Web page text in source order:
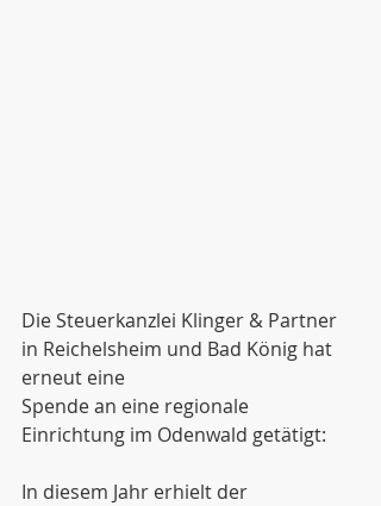
Die Steuerkanzlei Klinger & Partner
in Reichelsheim und Bad König hat
erneut eine
Spende an eine regionale
Einrichtung im Odenwald getätigt:
In diesem Jahr erhielt der